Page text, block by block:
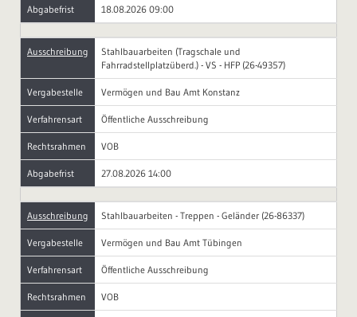
Abgabefrist 18.08.2026 09:00
Ausschreibung
Stahlbauarbeiten (Tragschale und
Fahrradstellplatzüberd.) - VS - HFP (26-49357)
Vergabestelle Vermögen und Bau Amt Konstanz
Verfahrensart Öffentliche Ausschreibung
Rechtsrahmen VOB
Abgabefrist 27.08.2026 14:00
Ausschreibung Stahlbauarbeiten - Treppen - Geländer (26-86337)
Vergabestelle Vermögen und Bau Amt Tübingen
Verfahrensart Öffentliche Ausschreibung
Rechtsrahmen VOB